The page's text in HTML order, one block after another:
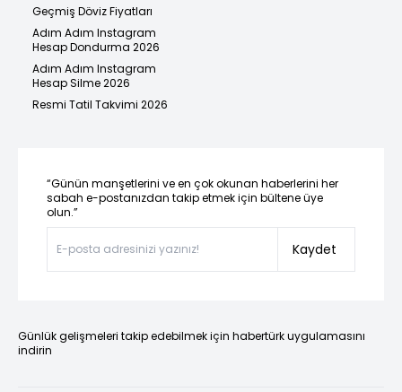
Geçmiş Döviz Fiyatları
Adım Adım Instagram
Hesap Dondurma 2026
Adım Adım Instagram
Hesap Silme 2026
Resmi Tatil Takvimi 2026
“Günün manşetlerini ve en çok okunan haberlerini her
sabah e-postanızdan takip etmek için bültene üye
olun.”
Kaydet
Günlük gelişmeleri takip edebilmek için habertürk uygulamasını
indirin